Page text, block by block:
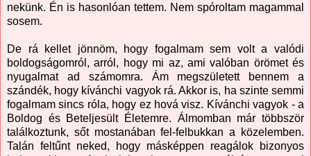
nekünk. Én is hasonlóan tettem. Nem spóroltam magammal
sosem.
De rá kellet jönnöm, hogy fogalmam sem volt a valódi
boldogságomról, arról, hogy mi az, ami valóban örömet és
nyugalmat ad számomra. Ám megszületett bennem a
szándék, hogy kívánchi vagyok rá. Akkor is, ha szinte semmi
fogalmam sincs róla, hogy ez hová visz. Kívánchi vagyok - a
Boldog és Beteljesült Életemre. Álmomban már többször
találkoztunk, sőt mostanában fel-felbukkan a közelemben.
Talán feltűnt neked, hogy másképpen reagálok bizonyos